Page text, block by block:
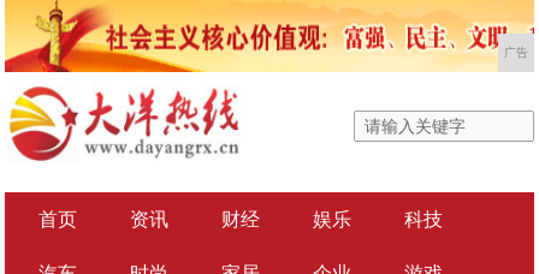
广告
首页 资讯 财经 娱乐 科技